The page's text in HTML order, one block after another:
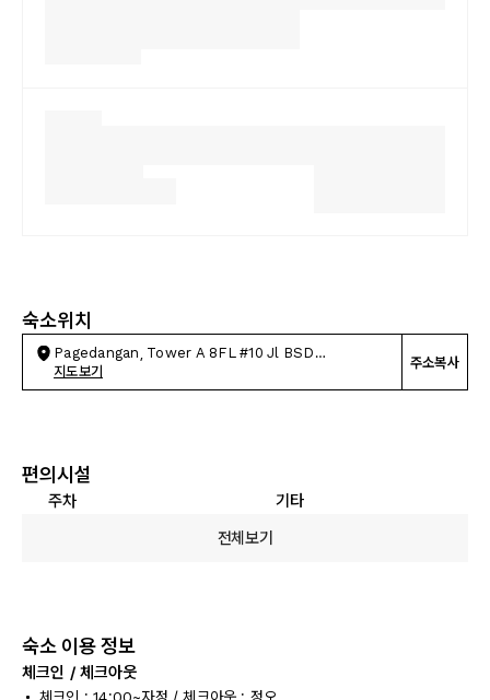
숙소위치
Pagedangan, Tower A 8FL #10 Jl BSD
Boulevard Kav 55F
지도보기
주소복사
편의시설
주차
기타
전체보기
숙소 이용 정보
체크인 / 체크아웃